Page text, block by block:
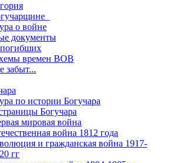
о войне
документы
времен ВОВ
забыт...
по истории Богучара
Богучара
мировая война
война 1812 года
и гражданская война 1917-
гг